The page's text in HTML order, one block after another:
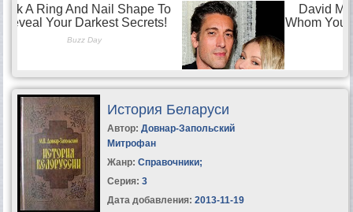
История Беларуси
Автор: Довнар-Запольский
Митрофан
Жанр: Справочники;
Серия: 3
Дата добавления: 2013-11-19